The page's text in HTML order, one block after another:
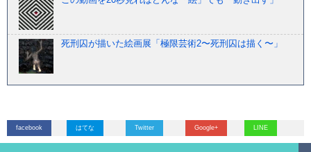
死刑囚が描いた絵画展「極限芸術2〜死刑囚は描く〜」
facebook はてな Twitter Google+ LINE